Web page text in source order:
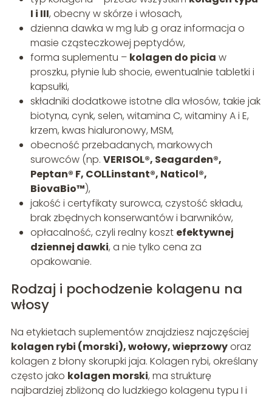
I i III, obecny w skórze i włosach,
dzienna dawka w mg lub g oraz informacja o
masie cząsteczkowej peptydów,
forma suplementu – kolagen do picia w
proszku, płynie lub shocie, ewentualnie tabletki i
kapsułki,
składniki dodatkowe istotne dla włosów, takie jak
biotyna, cynk, selen, witamina C, witaminy A i E,
krzem, kwas hialuronowy, MSM,
obecność przebadanych, markowych
surowców (np. VERISOL®, Seagarden®,
Peptan® F, COLLinstant®, Naticol®,
BiovaBio™),
jakość i certyfikaty surowca, czystość składu,
brak zbędnych konserwantów i barwników,
opłacalność, czyli realny koszt efektywnej
dziennej dawki, a nie tylko cena za
opakowanie.
Rodzaj i pochodzenie kolagenu na
włosy
Na etykietach suplementów znajdziesz najczęściej
kolagen rybi (morski), wołowy, wieprzowyoraz
kolagen z błony skorupki jaja. Kolagen rybi, określany
często jako kolagen morski, ma strukturę
najbardziej zbliżoną do ludzkiego kolagenu typu I i